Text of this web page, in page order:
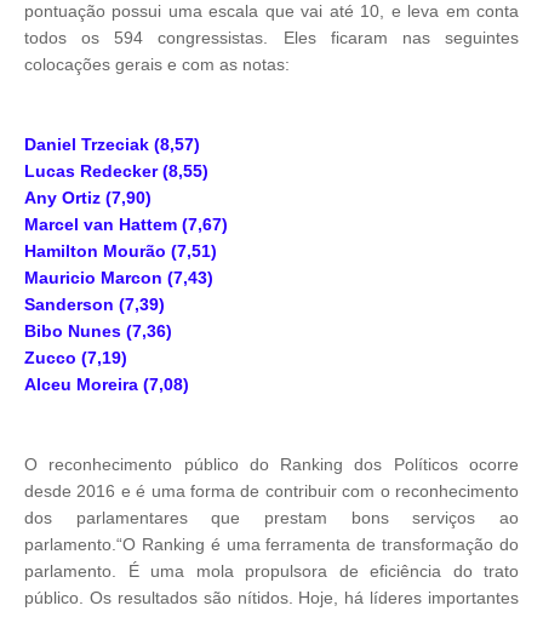
pontuação possui uma escala que vai até 10, e leva em conta
todos os 594 congressistas. Eles ficaram nas seguintes
colocações gerais e com as notas:
Daniel Trzeciak (8,57)
Lucas Redecker (8,55)
Any Ortiz (7,90)
Marcel van Hattem (7,67)
Hamilton Mourão (7,51)
Mauricio Marcon (7,43)
Sanderson (7,39)
Bibo Nunes (7,36)
Zucco (7,19)
Alceu Moreira (7,08)
O reconhecimento público do Ranking dos Políticos ocorre
desde 2016 e é uma forma de contribuir com o reconhecimento
dos parlamentares que prestam bons serviços ao
parlamento.“O Ranking é uma ferramenta de transformação do
parlamento. É uma mola propulsora de eficiência do trato
público. Os resultados são nítidos. Hoje, há líderes importantes